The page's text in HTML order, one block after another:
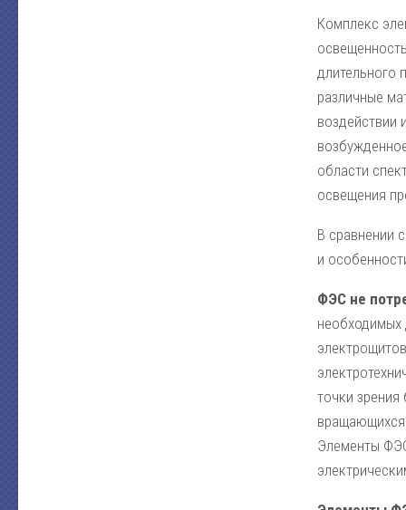
Комплекс
длительного
различные
воздействии
области
освещения
В сравнении
и
ФЭС не
необходимых
точки
вращающихся
Элементы